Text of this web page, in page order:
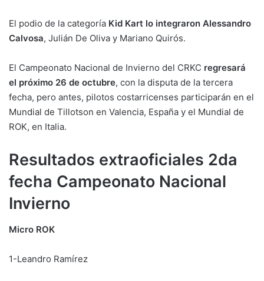
El podio de la categoría Kid Kart lo integraron Alessandro
Calvosa, Julián De Oliva y Mariano Quirós.
El Campeonato Nacional de Invierno del CRKC regresará
el próximo 26 de octubre, con la disputa de la tercera
fecha, pero antes, pilotos costarricenses participarán en el
Mundial de Tillotson en Valencia, España y el Mundial de
ROK, en Italia.
Resultados extraoficiales 2da
fecha Campeonato Nacional
Invierno
Micro ROK
1-Leandro Ramírez